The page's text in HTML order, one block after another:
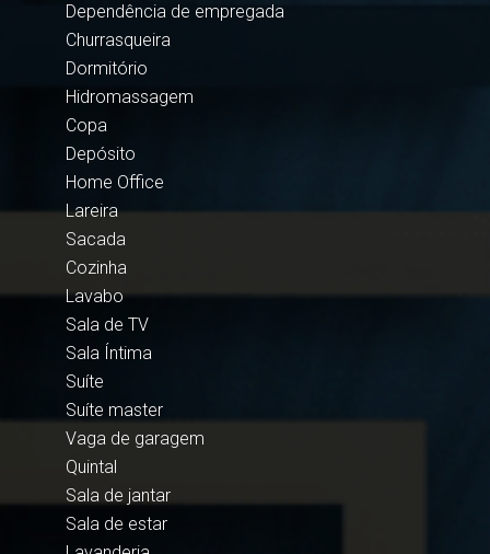
Dependência de empregada
Churrasqueira
Dormitório
Hidromassagem
Copa
Depósito
Home Office
Lareira
Sacada
Cozinha
Lavabo
Sala de TV
Sala Íntima
Suíte
Suíte master
Vaga de garagem
Quintal
Sala de jantar
Sala de estar